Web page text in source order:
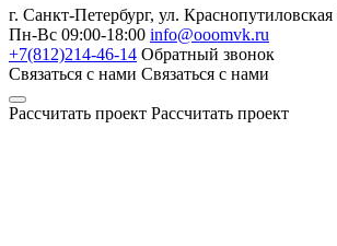
г. Санкт-Петербург, ул. Краснопутиловская
Пн-Вс 09:00-18:00 info@ooomvk.ru
+7(812)214-46-14 Обратный звонок
Связаться с нами Связаться с нами
Рассчитать проект Рассчитать проект